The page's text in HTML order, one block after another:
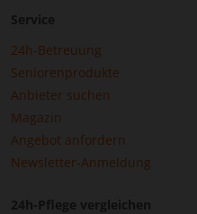
Service
24h-Betreuung
Seniorenprodukte
Anbieter suchen
Magazin
Angebot anfordern
Newsletter-Anmeldung
24h-Pflege vergleichen